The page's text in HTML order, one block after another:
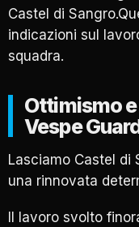
Castel di
indicazioni sul
squadra.
Ottimismo
Vespe
Lasciamo Castel di
una rinnovata
Il lavoro svolto